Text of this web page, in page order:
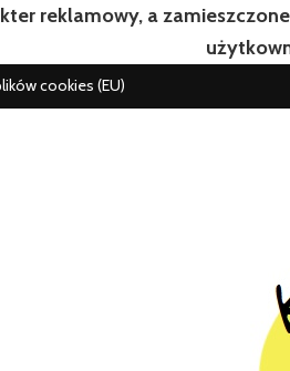
reklamowy, a
cookies (EU)